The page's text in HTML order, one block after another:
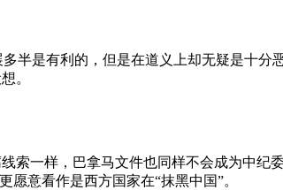
半是有利的，但是在道义上却无疑是十
。
索一样，巴拿马文件也同样不会成为中
意看作是西方国家在“抹黑中国”。